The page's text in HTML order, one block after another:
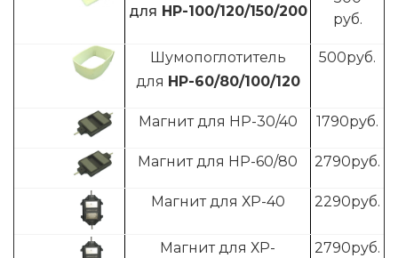
для HP-100/120/150/200
руб.
Шумопоглотитель
для HP-60/80/100/120
500руб.
Магнит для HP-30/40 1790руб.
Магнит для HP-60/80 2790руб.
Магнит для ХP-40 2290руб.
Магнит для ХP-
2790руб.